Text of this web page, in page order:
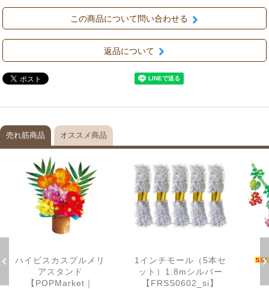
この商品について問い合わせる
返品について
売れ筋商品 オススメ商品
ハイビスカスプルメリ
アスタンド
【POPMarket｜
1インチモール（5本セ
ット）1.8mシルバー
【FRSS0602_si】